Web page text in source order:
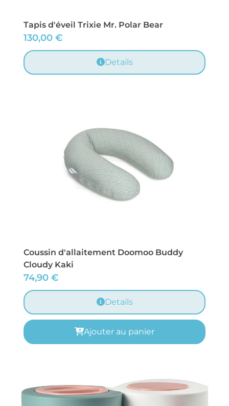
Tapis d'éveil Trixie Mr. Polar Bear
130,00 €
Details
Coussin d'allaitement Doomoo Buddy
Cloudy Kaki
74,90 €
Details
Ajouter au panier